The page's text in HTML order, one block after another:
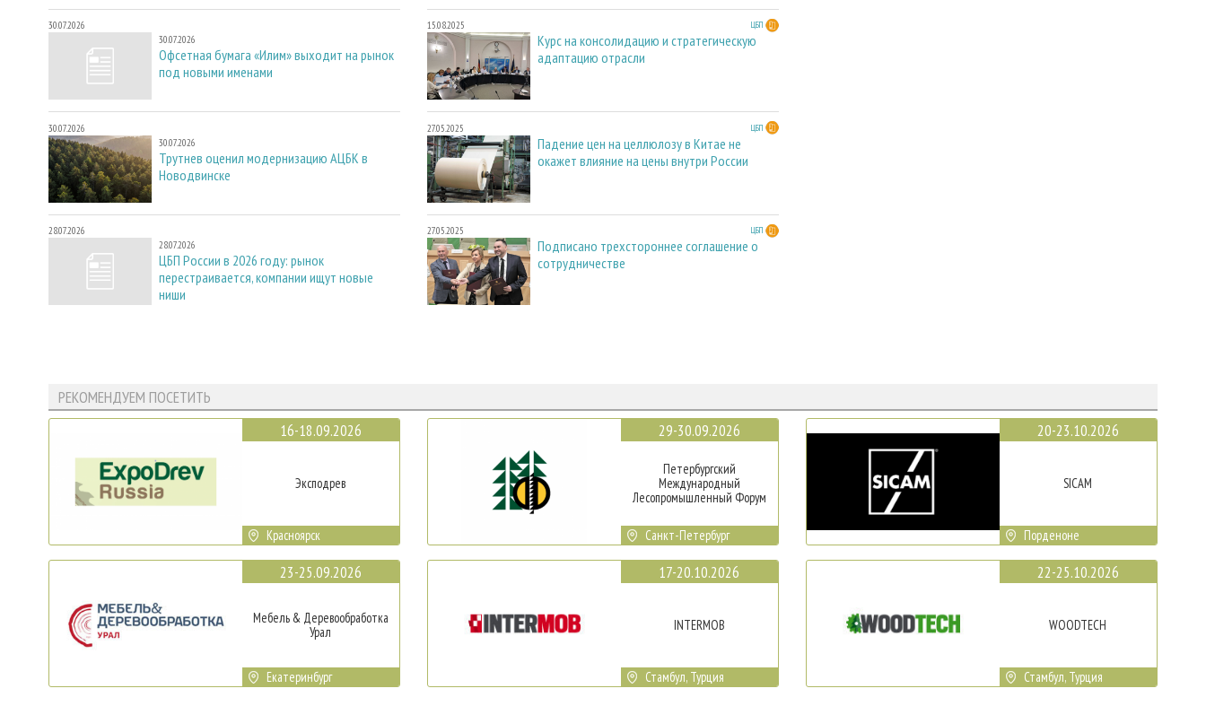
30.07.2026
30.07.2026
Офсетная бумага «Илим» выходит на рынок
под новыми именами
30.07.2026
30.07.2026
Трутнев оценил модернизацию АЦБК в
Новодвинске
28.07.2026
28.07.2026
ЦБП России в 2026 году: рынок
перестраивается, компании ищут новые
ниши
15.08.2025 ЦБП
Курс на консолидацию и стратегическую
адаптацию отрасли
27.05.2025 ЦБП
Падение цен на целлюлозу в Китае не
окажет влияние на цены внутри России
27.05.2025 ЦБП
Подписано трехстороннее соглашение о
сотрудничестве
РЕКОМЕНДУЕМ ПОСЕТИТЬ
16-18.09.2026
Эксподрев
Красноярск
23-25.09.2026
Мебель & Деревообработка
Урал
Екатеринбург
29-30.09.2026
Петербургский
Международный
Лесопромышленный Форум
Санкт-Петербург
17-20.10.2026
INTERMOB
Стамбул, Турция
20-23.10.2026
SICAM
Порденоне
22-25.10.2026
WOODTECH
Стамбул, Турция